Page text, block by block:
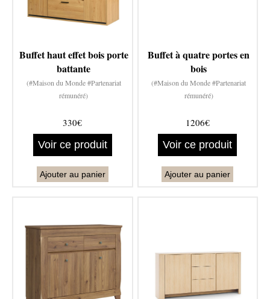
Buffet haut effet bois porte
battante
(#Maison du Monde #Partenariat
rémunéré)
330€
Voir ce produit
Ajouter au panier
Buffet à quatre portes en
bois
(#Maison du Monde #Partenariat
rémunéré)
1206€
Voir ce produit
Ajouter au panier